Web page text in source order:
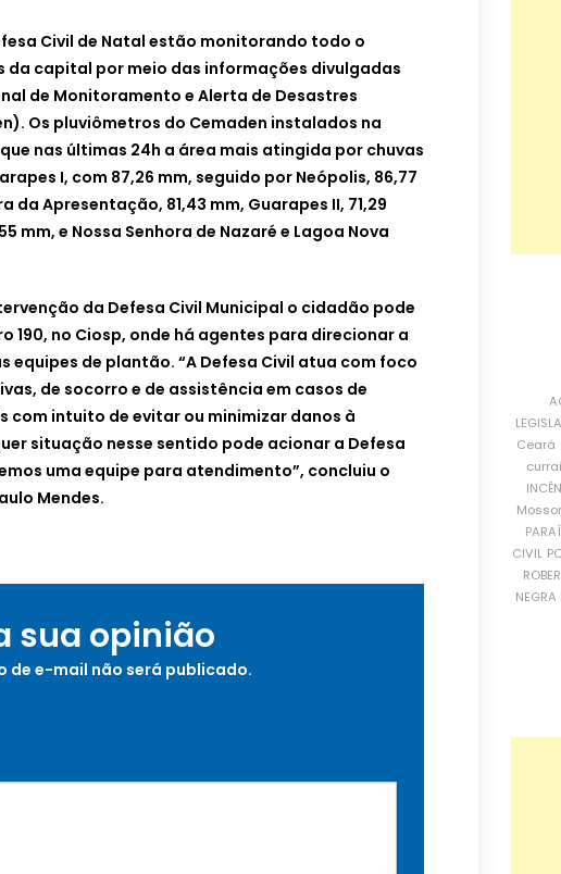
Civil de Natal estão monitorando todo o
da capital por meio das informações divulgadas
de Monitoramento e Alerta de Desastres
Os pluviômetros do Cemaden instalados na
nas últimas 24h a área mais atingida por chuvas
I, com 87,26 mm, seguido por Neópolis, 86,77
da Apresentação, 81,43 mm, Guarapes II, 71,29
mm, e Nossa Senhora de Nazaré e Lagoa Nova
da Defesa Civil Municipal o cidadão pode
190, no Ciosp, onde há agentes para direcionar a
equipes de plantão. “A Defesa Civil atua com foco
de socorro e de assistência em casos de
com intuito de evitar ou minimizar danos à
situação nesse sentido pode acionar a Defesa
uma equipe para atendimento”, concluiu o
Mendes.
sua opinião
de e-mail não será publicado.
Ceará
CIVIL
NEGRA